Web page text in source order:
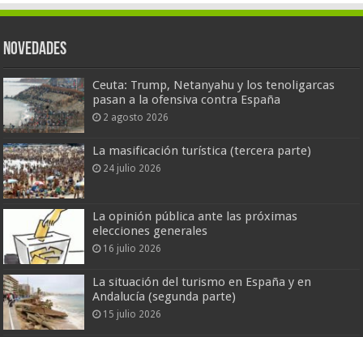
Novedades
Ceuta: Trump, Netanyahu y los tenoligarcas
pasan a la ofensiva contra España
2 agosto 2026
La masificación turística (tercera parte)
24 julio 2026
La opinión pública ante las próximas
elecciones generales
16 julio 2026
La situación del turismo en España y en
Andalucía (segunda parte)
15 julio 2026